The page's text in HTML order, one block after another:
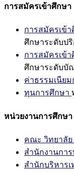
การสมัครเข้าศึกษา
การสมัครเข้
ศึกษาระดับ
การสมัครเข้
ศึกษาระดับบั
ค่าธรรมเนีย
ทุนการศึกษา
หน่วยงานการศึกษา
คณะ วิทยาลั
สำนักงานการ
สำนักบริหาร